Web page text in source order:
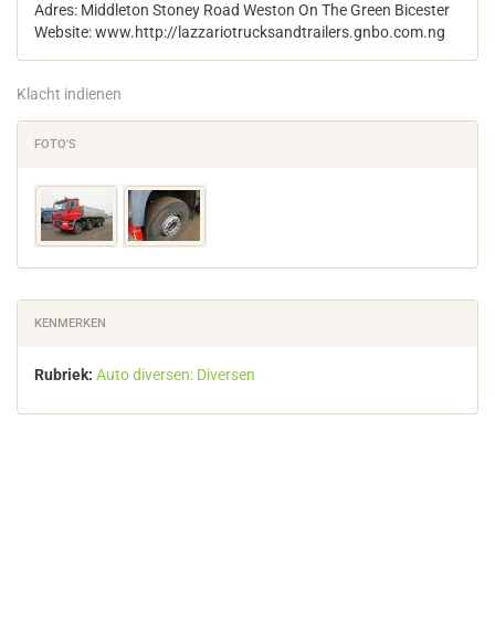
Adres: Middleton Stoney Road Weston On The Green Bicester
Website: www.http://lazzariotrucksandtrailers.gnbo.com.ng
Klacht indienen
FOTO'S
KENMERKEN
Rubriek: Auto diversen: Diversen